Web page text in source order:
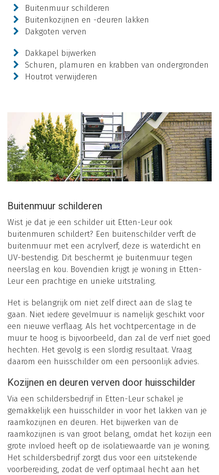
Buitenmuur schilderen
Buitenkozijnen en -deuren lakken
Dakgoten verven
Dakkapel bijwerken
Schuren, plamuren en krabben van ondergronden
Houtrot verwijderen
Buitenmuur schilderen
Wist je dat je een schilder uit Etten-Leur ook
buitenmuren schildert? Een buitenschilder verft de
buitenmuur met een acrylverf, deze is waterdicht en
UV-bestendig. Dit beschermt je buitenmuur tegen
neerslag en kou. Bovendien krijgt je woning in Etten-
Leur een prachtige en unieke uitstraling.
Het is belangrijk om niet zelf direct aan de slag te
gaan. Niet iedere gevelmuur is namelijk geschikt voor
een nieuwe verflaag. Als het vochtpercentage in de
muur te hoog is bijvoorbeeld, dan zal de verf niet goed
hechten. Het gevolg is een slordig resultaat. Vraag
daarom een huisschilder om een persoonlijk advies.
Kozijnen en deuren verven door huisschilder
Via een schildersbedrijf in Etten-Leur schakel je
gemakkelijk een huisschilder in voor het lakken van je
raamkozijnen en deuren. Het bijwerken van de
raamkozijnen is van groot belang, omdat het kozijn een
grote invloed heeft op de isolatiewaarde van je woning.
Het schildersbedrijf zorgt dus voor een uitstekende
voorbereiding, zodat de verf optimaal hecht aan het